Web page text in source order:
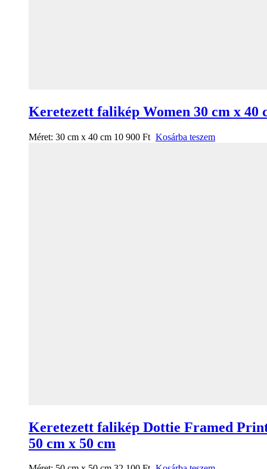
Keretezett falikép Women 30 cm x 40
Méret: 30 cm x 40 cm 10 900 Ft Kosárba teszem
Keretezett falikép Dottie Framed
50 cm x 50 cm